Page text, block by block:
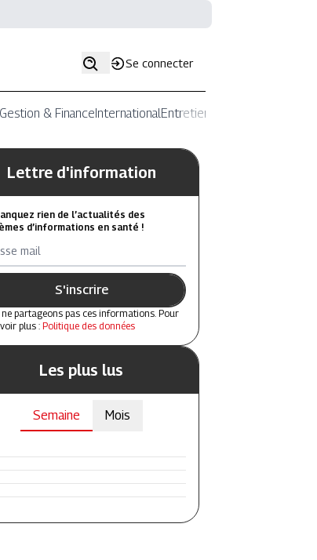
Se connecter
Gestion & FinanceInternationalEntretiens
Lettre d'information
rien de l’actualités des
d’informations en santé !
mail
S'inscrire
partageons pas ces informations. Pour
plus : Politique des données
Les plus lus
Semaine Mois